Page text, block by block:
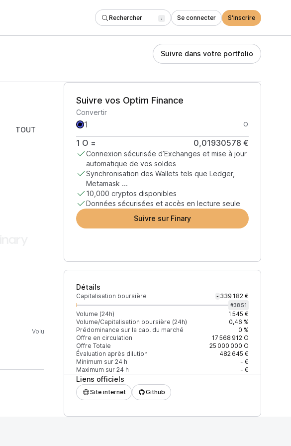
Rechercher / Se connecter S'inscrire
Suivre dans votre portfolio
TOUT
Suivre vos Optim Finance
Convertir
O
1 O = 0,01930578 €
Connexion sécurisée d’Exchanges et mise à jour
automatique de vos soldes
Synchronisation des Wallets tels que Ledger,
Metamask ...
10,000 cryptos disponibles
Données sécurisées et accès en lecture seule
Suivre sur Finary
Détails
Capitalisation boursière - 339 182 €
#3851
Volume (24h)
1 545 €
Volume/Capitalisation boursière (24h)
0,46 %
Prédominance sur la cap. du marché
0 %
Offre en circulation
17 568 912O
Offre Totale
25 000 000 O
Évaluation après dilution
482 645 €
Minimum sur 24 h
- €
Maximum sur 24 h
- €
Liens officiels
Site internet Github
Volume (24h) % du volume Confiance Mis à jour
100 % ÉLEVÉE